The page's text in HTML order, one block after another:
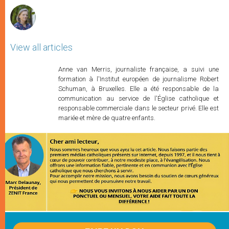
View all articles
Anne van Merris, journaliste française, a suivi une
formation à l'Institut européen de journalisme Robert
Schuman, à Bruxelles. Elle a été responsable de la
communication au service de l'Église catholique et
responsable commerciale dans le secteur privé. Elle est
mariée et mère de quatre enfants.